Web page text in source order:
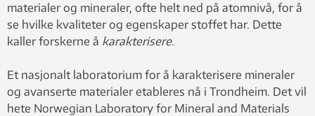
materialer og mineraler, ofte helt ned på atomnivå, for å
se hvilke kvaliteter og egenskaper stoffet har. Dette
kaller forskerne å karakterisere.
Et nasjonalt laboratorium for å karakterisere mineraler
og avanserte materialer etableres nå i Trondheim. Det vil
hete Norwegian Laboratory for Mineral and Materials